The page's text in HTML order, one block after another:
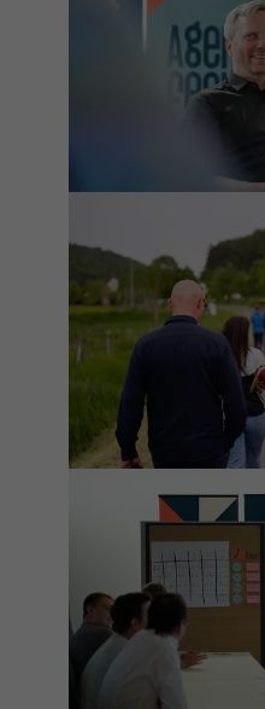
Zeige größere